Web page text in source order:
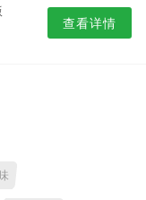
查看详情